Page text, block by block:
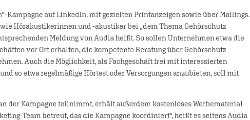
Kampagne auf LinkedIn, mit gezielten Printanzeigen sowie über Mailings.
Hörakustikerinnen und -akustiker bei „dem Thema Gehörschutz
Meldung von Audia heißt. So sollen Unternehmen etwa die
vor Ort erhalten, die kompetente Beratung über Gehörschutz
Auch die Möglichkeit, als Fachgeschäft frei mit interessierten
so etwa regelmäßige Hörtest oder Versorgungen anzubieten, soll mit
der Kampagne teilnimmt, erhält außerdem kostenloses Werbematerial
Team betreut, das die Kampagne koordiniert“, heißt es seitens Audia